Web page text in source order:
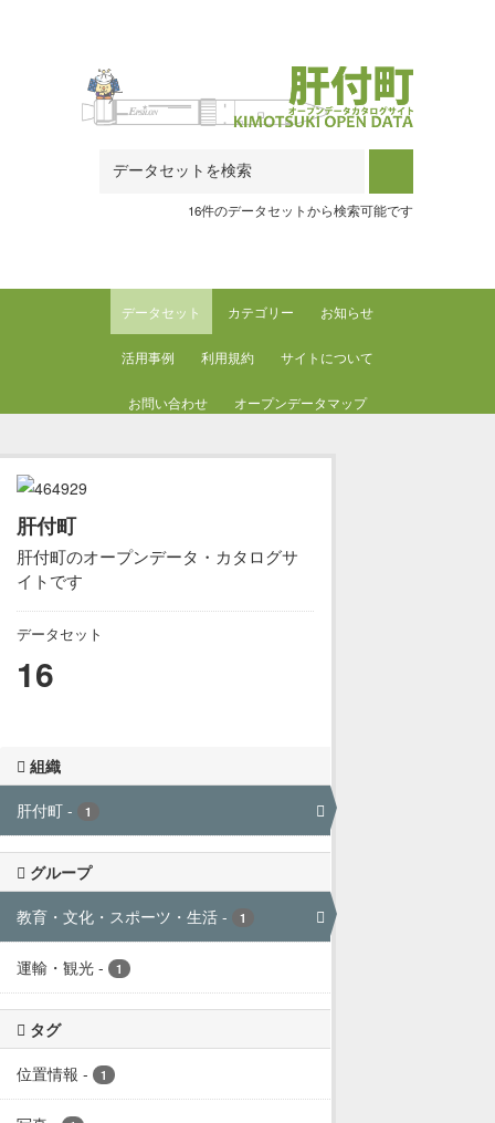
16件のデータセットから検索可能です
データセット カテゴリー お知らせ
活用事例 利用規約 サイトについて
お問い合わせ オープンデータマップ
肝付町
肝付町のオープンデータ・カタログサ
イトです
データセット
16
組織
肝付町 - 1
グループ
教育・文化・スポーツ・生活 - 1
運輸・観光 - 1
タグ
位置情報 - 1